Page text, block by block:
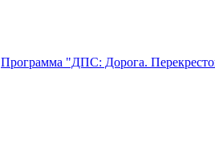
Программа "ДПС: Дорога.